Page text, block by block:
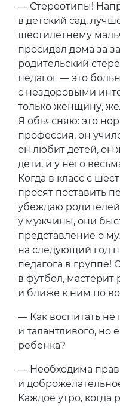
— Стереотипы!
в детский сад,
шестилетнему
просидел дома за
родительский
педагог — это
с нездоровыми
только женщину,
Я объясняю: это
профессия, он
он любит детей, он
дети, и у него
Когда в класс с
просят поставить
убеждаю родителей
у мужчины, они
представление о
на следующий год
педагога в группе!
в футбол, мастерит
и ближе к ним по
— Как воспитать не
и талантливого, но
ребенка?
— Необходима
и
Каждое утро, когда